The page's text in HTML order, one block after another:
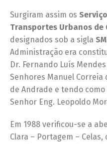
Surgiram assim os
Transportes Urbanos de
designados sob a sigla
Administração era
Dr. Fernando Luís
Senhores Manuel Correia
de Andrade e tendo
Senhor Eng. Leopoldo
Em 1988 verificou-se a
Clara – Portagem –